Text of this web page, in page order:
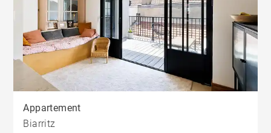
Appartement
Biarritz